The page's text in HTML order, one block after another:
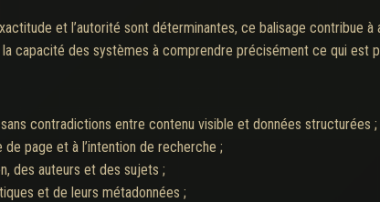
et l’autorité sont déterminantes, ce balisage contribue
capacité des systèmes à comprendre précisément ce qui est
contradictions entre contenu visible et données structurées ;
page et à l’intention de recherche ;
des auteurs et des sujets ;
et de leurs métadonnées ;